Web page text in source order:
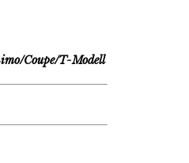
Coupe/T-Modell